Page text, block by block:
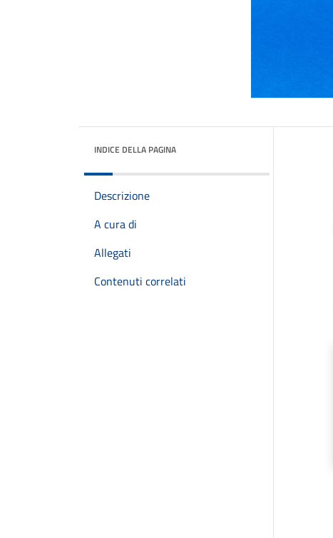
INDICE DELLA PAGINA
Descrizione
A cura di
Allegati
Contenuti correlati